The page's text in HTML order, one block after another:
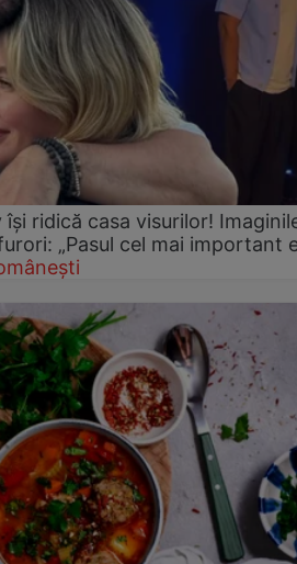
își ridică casa visurilor!
„Pasul cel mai important